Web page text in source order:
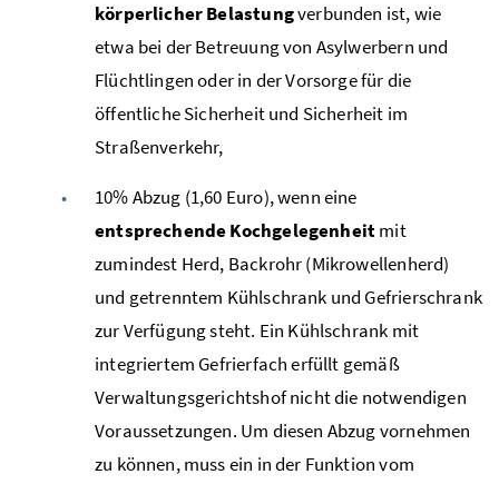
körperlicher Belastungverbunden ist, wie
etwa bei der Betreuung von Asylwerbern und
Flüchtlingen oder in der Vorsorge für die
öffentliche Sicherheit und Sicherheit im
Straßenverkehr,
10% Abzug (1,60 Euro), wenn eine
entsprechende Kochgelegenheitmit
zumindest Herd, Backrohr (Mikrowellenherd)
und getrenntem Kühlschrank und Gefrierschrank
zur Verfügung steht. Ein Kühlschrank mit
integriertem Gefrierfach erfüllt gemäß
Verwaltungsgerichtshof nicht die notwendigen
Voraussetzungen. Um diesen Abzug vornehmen
zu können, muss ein in der Funktion vom